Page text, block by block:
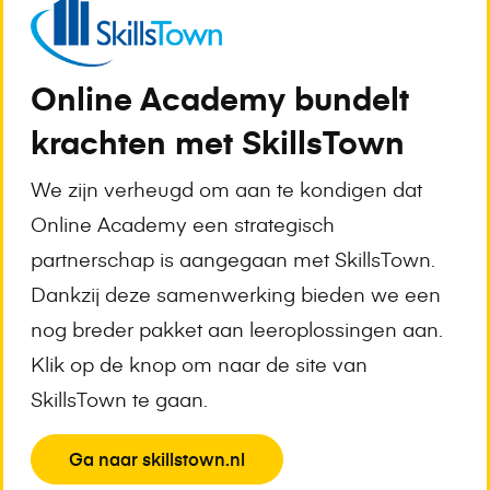
organisatie.Stel, je medewerkers
moeten vooral leren werken met een
kunnen zij daarna, zonder extra kosten, ook hun
leiderschaps- of timemanagementvaardigheden
bijspijkeren. Onbeperkt is bij ons echt onbeperkt.
Leren in kleine chunks
trainingen zijn verdeeld in
weekblokken. Deze zijn op hun beurt
Online Academy bundelt
krachten met SkillsTown
We zijn verheugd om aan te kondigen dat
Online Academy een strategisch
partnerschap is aangegaan met SkillsTown.
Dankzij deze samenwerking bieden we een
nog breder pakket aan leeroplossingen aan.
Klik op de knop om naar de site van
SkillsTown te gaan.
View
Ga naar skillstown.nl